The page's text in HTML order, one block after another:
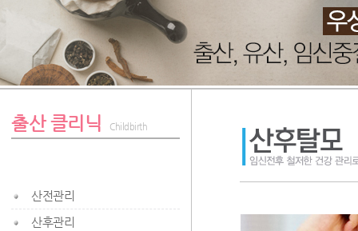
출산 클리닉 Childbirth
산전관리
산후관리